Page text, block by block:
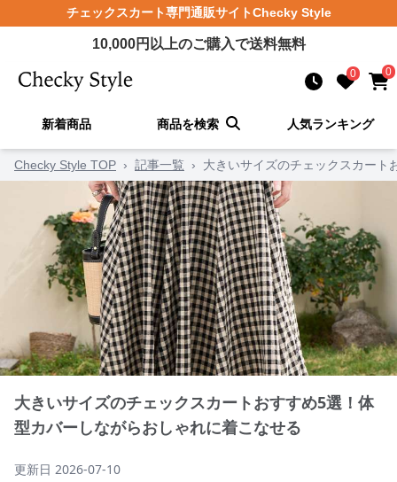
チェックスカート専門通販サイトChecky Style
10,000円以上のご購入で送料無料
0 0
新着商品 商品を検索 人気ランキング
Checky Style TOP › 記事一覧 › 大きいサイズのチェックスカート
大きいサイズのチェックスカートおすすめ5選！体
型カバーしながらおしゃれに着こなせる
更新日 2026-07-10